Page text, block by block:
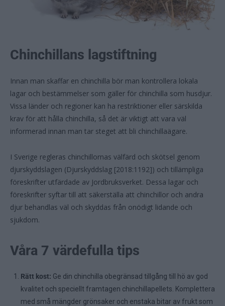
Chinchillans lagstiftning
Innan man skaffar en chinchilla bör man kontrollera lokala
lagar och bestämmelser som gäller för chinchilla som husdjur.
Vissa länder och regioner kan ha restriktioner eller särskilda
krav för att hålla chinchilla, så det är viktigt att vara väl
informerad innan man tar steget att bli chinchillaägare.
I Sverige regleras chinchillornas välfärd och skötsel genom
djurskyddslagen (Djurskyddslag [2018:1192]) och tillämpliga
föreskrifter utfärdade av Jordbruksverket. Dessa lagar och
föreskrifter syftar till att säkerställa att chinchillor och andra
djur behandlas väl och skyddas från onödigt lidande och
sjukdom.
Våra 7 värdefulla tips
Rätt kost: Ge din chinchilla obegränsad tillgång till hö av god
kvalitet och speciellt framtagen chinchillapellets. Komplettera
med små mängder grönsaker och enstaka bitar av frukt som